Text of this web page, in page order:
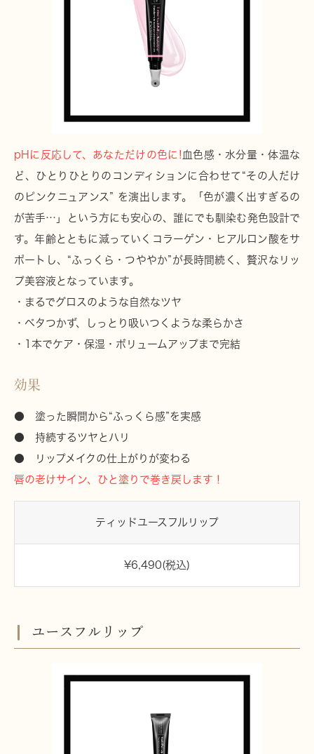
pHに反応して、あなただけの色に! 血色感・水分量・体温な
ど、ひとりひとりのコンディションに合わせて“その人だけ
のピンクニュアンス” を演出します。「色が濃く出すぎるの
が苦手…」という方にも安心の、誰にでも馴染む発色設計で
す。年齢とともに減っていくコラーゲン・ヒアルロン酸をサ
ポートし、“ふっくら・つややか”が長時間続く、贅沢なリッ
プ美容液となっています。
・まるでグロスのような自然なツヤ
・ベタつかず、しっとり吸いつくような柔らかさ
・1本でケア・保湿・ボリュームアップまで完結
効果
● 塗った瞬間から“ふっくら感”を実感
● 持続するツヤとハリ
● リップメイクの仕上がりが変わる
唇の老けサイン、ひと塗りで巻き戻します！
ティッドユースフルリップ
¥6,490(税込)
ユースフルリップ